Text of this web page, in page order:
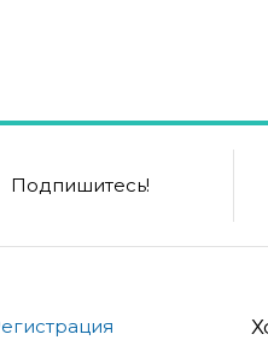
Подпишитесь!